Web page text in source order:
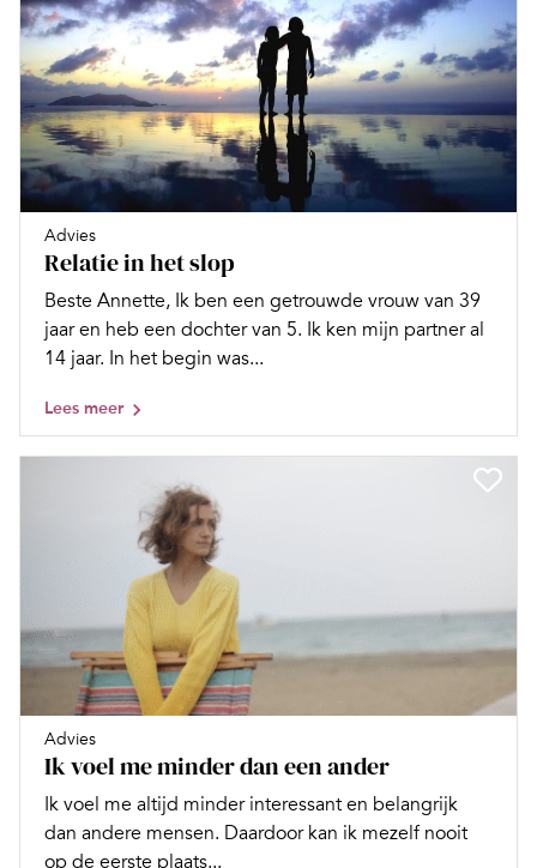
Advies
Relatie in het slop
Beste Annette, Ik ben een getrouwde vrouw van 39
jaar en heb een dochter van 5. Ik ken mijn partner al
14 jaar. In het begin was...
Lees meer
Advies
Ik voel me minder dan een ander
Ik voel me altijd minder interessant en belangrijk
dan andere mensen. Daardoor kan ik mezelf nooit
op de eerste plaats...